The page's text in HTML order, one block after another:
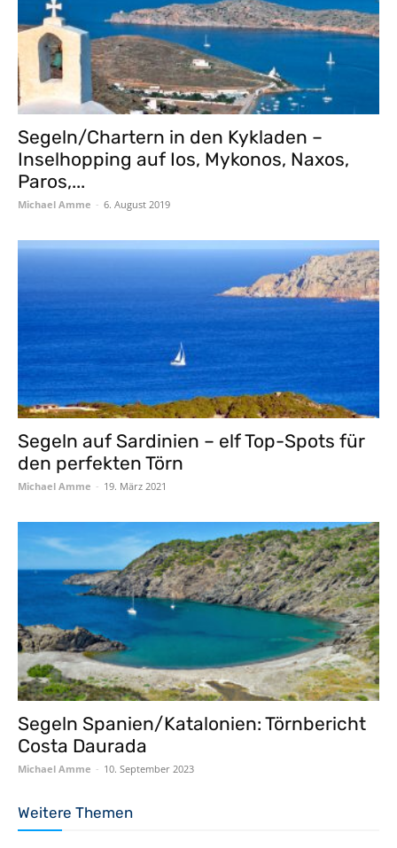
Segeln/Chartern in den Kykladen –
Inselhopping auf Ios, Mykonos, Naxos,
Paros,...
Michael Amme - 6. August 2019
Segeln auf Sardinien – elf Top-Spots für
den perfekten Törn
Michael Amme - 19. März 2021
Segeln Spanien/Katalonien: Törnbericht
Costa Daurada
Michael Amme - 10. September 2023
Weitere Themen